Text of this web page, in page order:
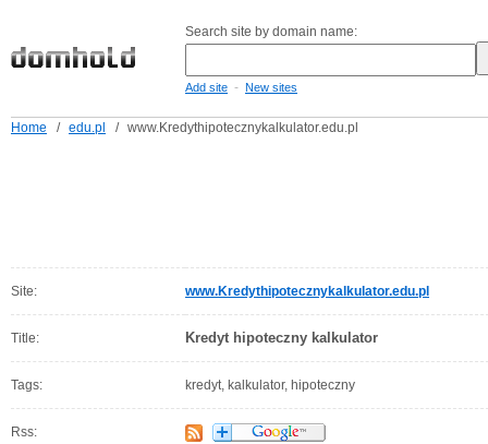
Search site by domain name:
Add site - New sites
Home / edu.pl / www.Kredythipotecznykalkulator.edu.pl
Site: www.Kredythipotecznykalkulator.edu.pl
Title: Kredyt hipoteczny kalkulator
Tags: kredyt, kalkulator, hipoteczny
Rss: